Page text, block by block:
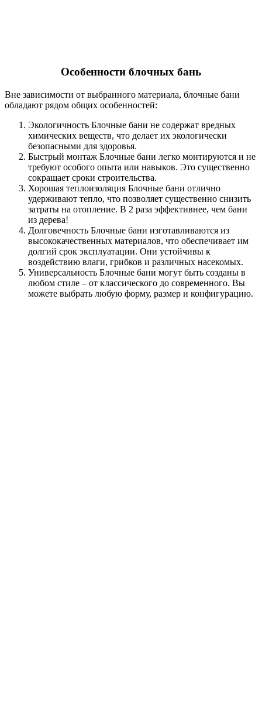
Особенности блочных бань
Вне зависимости от выбранного материала, блочные бани
обладают рядом общих особенностей:
Экологичность Блочные бани не содержат вредных
химических веществ, что делает их экологически
безопасными для здоровья.
Быстрый монтаж Блочные бани легко монтируются и не
требуют особого опыта или навыков. Это существенно
сокращает сроки строительства.
Хорошая теплоизоляция Блочные бани отлично
удерживают тепло, что позволяет существенно снизить
затраты на отопление. В 2 раза эффективнее, чем бани
из дерева!
Долговечность Блочные бани изготавливаются из
высококачественных материалов, что обеспечивает им
долгий срок эксплуатации. Они устойчивы к
воздействию влаги, грибков и различных насекомых.
Универсальность Блочные бани могут быть созданы в
любом стиле – от классического до современного. Вы
можете выбрать любую форму, размер и конфигурацию.